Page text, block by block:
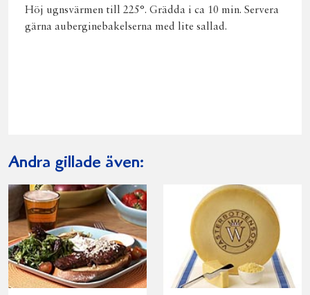
Höj ugnsvärmen till 225°. Grädda i ca 10 min. Servera
gärna auberginebakelserna med lite sallad.
Andra gillade även: